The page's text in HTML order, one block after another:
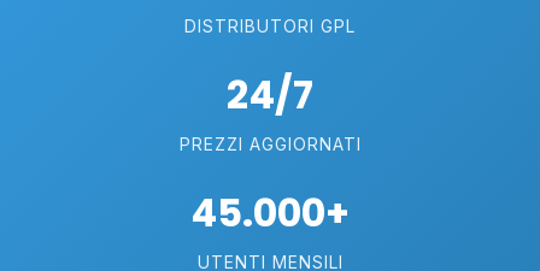
DISTRIBUTORI GPL
24/7
PREZZI AGGIORNATI
45.000+
UTENTI MENSILI